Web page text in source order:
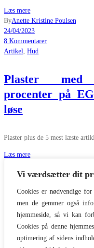
Vi værdsætter dit
Cookies er nødvendige
men de gemmer også
hjemmeside, så vi kan
Cookies på denne
optimering af sidens
Læs mere
ByAnette Kristine Poulsen
24/04/2023
8 Kommentarer
Artikel
Hud
Plaster med
procenter på
løse
Plaster plus de 5 mest læste
Læs mere
30/03/2023
Indlægsinddeling
… 4 Næste
1
4